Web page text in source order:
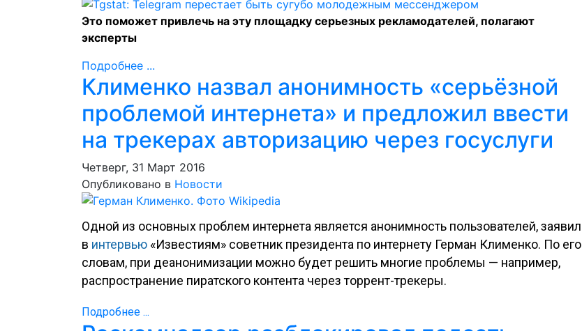
Это поможет привлечь на эту площадку серьезных рекламодателей, полагают
эксперты
Подробнее ...
Клименко назвал анонимность «серьёзной
проблемой интернета» и предложил ввести
на трекерах авторизацию через госуслуги
Четверг, 31 Март 2016
Опубликовано в Новости
Одной из основных проблем интернета является анонимность пользователей, заявил
в интервью «Известиям» советник президента по интернету Герман Клименко. По его
словам, при деанонимизации можно будет решить многие проблемы — например,
распространение пиратского контента через торрент-трекеры.
Подробнее ...